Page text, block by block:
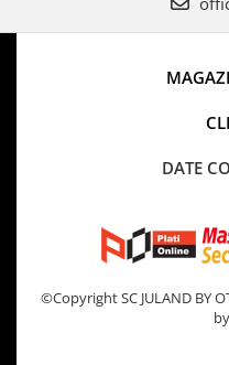
DATE
©Copyright SC JULAND BY